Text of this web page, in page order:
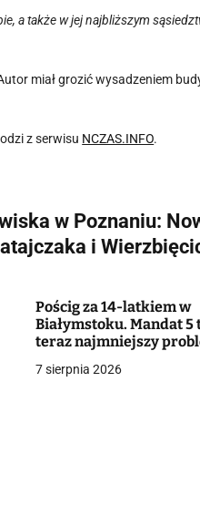
a także w jej najbliższym
miał grozić wysadzeniem
z serwisu NCZAS.INFO.
w Poznaniu:
i
Pościg za 14-latkiem w
Białymstoku. Mandat 5
teraz najmniejszy
7 sierpnia 2026